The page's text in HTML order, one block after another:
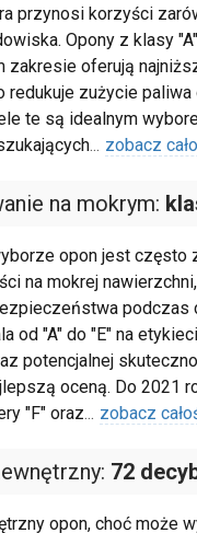
przynosi korzyści
Opony z klasy
zakresie oferują
redukuje zużycie paliwa
te są idealnym
... zobacz
na mokrym:
opon jest często
na mokrej
podczas
od "A" do "E" na
potencjalnej
oceną. Do 2021
"F" oraz... zobacz
72
opon, choć może